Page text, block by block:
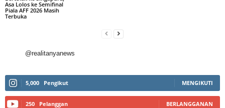
Asa Lolos ke Semifinal
Piala AFF 2026 Masih
Terbuka
@realitanyanews
5,000 Pengikut MENGIKUTI
250 Pelanggan BERLANGGANAN